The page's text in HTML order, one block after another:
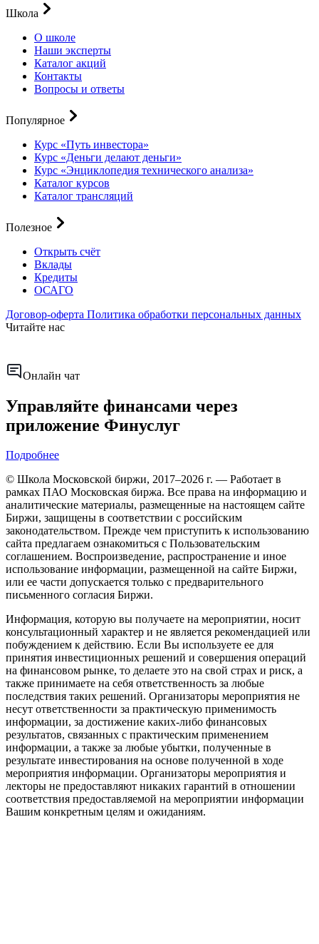
Школа
О школе
Наши эксперты
Каталог акций
Контакты
Вопросы и ответы
Популярное
Курс «Путь инвестора»
Курс «Деньги делают деньги»
Курс «Энциклопедия технического анализа»
Каталог курсов
Каталог трансляций
Полезное
Открыть счёт
Вклады
Кредиты
ОСАГО
Договор-оферта Политика обработки персональных данных
Читайте нас
Онлайн чат
Управляйте финансами через
приложение Финуслуг
Подробнее
© Школа Московской биржи, 2017–2026 г. — Работает в
рамках ПАО Московская биржа. Все права на информацию и
аналитические материалы, размещенные на настоящем сайте
Биржи, защищены в соответствии с российским
законодательством. Прежде чем приступить к использованию
сайта предлагаем ознакомиться с Пользовательским
соглашением. Воспроизведение, распространение и иное
использование информации, размещенной на сайте Биржи,
или ее части допускается только с предварительного
письменного согласия Биржи.
Информация, которую вы получаете на мероприятии, носит
консультационный характер и не является рекомендацией или
побуждением к действию. Если Вы используете ее для
принятия инвестиционных решений и совершения операций
на финансовом рынке, то делаете это на свой страх и риск, а
также принимаете на себя ответственность за любые
последствия таких решений. Организаторы мероприятия не
несут ответственности за практическую применимость
информации, за достижение каких-либо финансовых
результатов, связанных с практическим применением
информации, а также за любые убытки, полученные в
результате инвестирования на основе полученной в ходе
мероприятия информации. Организаторы мероприятия и
лекторы не предоставляют никаких гарантий в отношении
соответствия предоставляемой на мероприятии информации
Вашим конкретным целям и ожиданиям.